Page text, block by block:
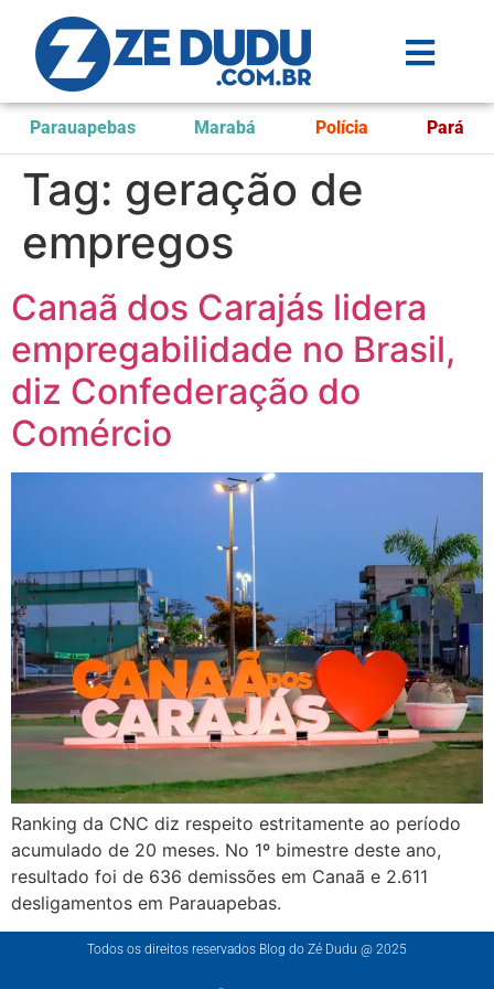
Parauapebas Marabá Polícia Pará
Tag: geração de
empregos
Canaã dos Carajás lidera
empregabilidade no Brasil,
diz Confederação do
Comércio
Ranking da CNC diz respeito estritamente ao período
acumulado de 20 meses. No 1º bimestre deste ano,
resultado foi de 636 demissões em Canaã e 2.611
desligamentos em Parauapebas.
Todos os direitos reservados Blog do Zé Dudu @ 2025